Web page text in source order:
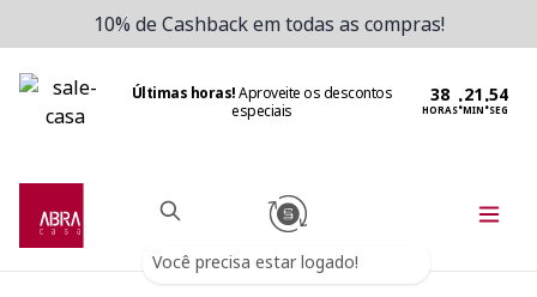
10% de Cashback em todas as compras!
Últimas horas!Aproveite os descontos
especiais
HORAS:MIN:SEG
Você precisa estar logado!